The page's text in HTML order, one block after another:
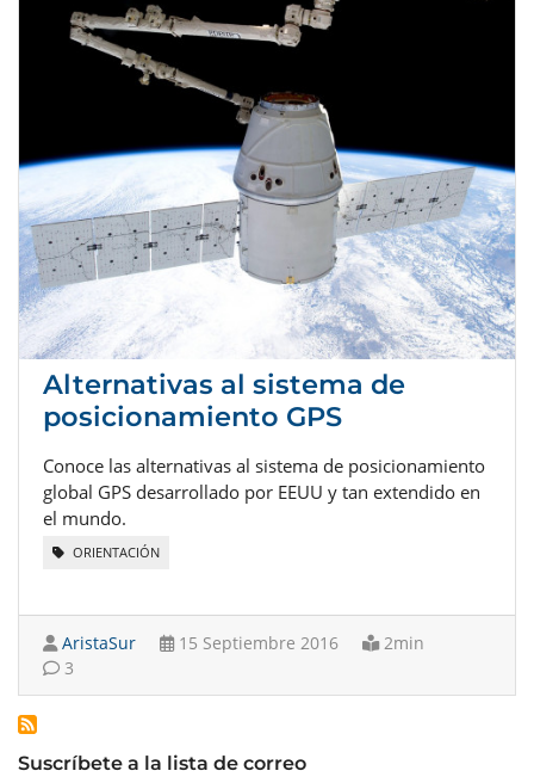
Alternativas al sistema de
posicionamiento GPS
Conoce las alternativas al sistema de posicionamiento
global GPS desarrollado por EEUU y tan extendido en
el mundo.
ORIENTACIÓN
AristaSur 15 Septiembre 2016
2min
3
Suscríbete a la lista de correo